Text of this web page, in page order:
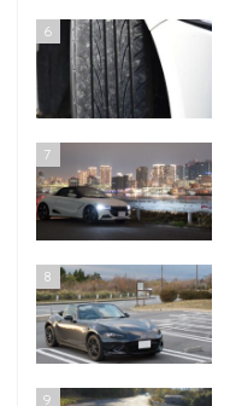
6
7
8
9